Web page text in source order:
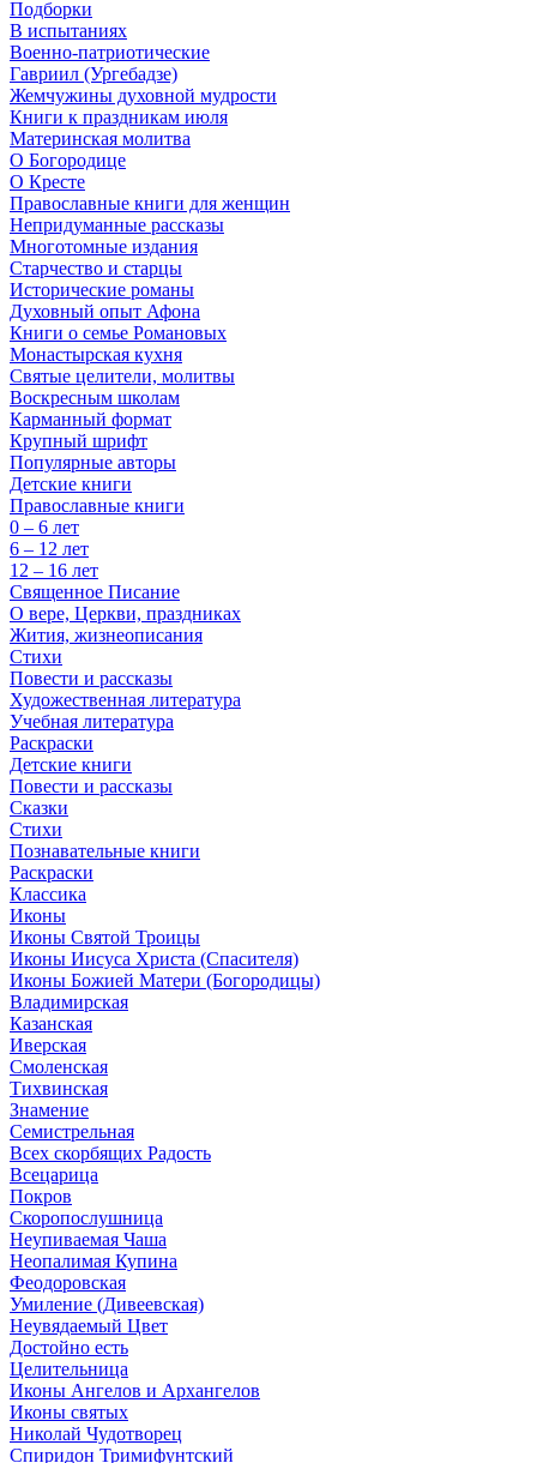
Подборки
В испытаниях
Военно-патриотические
Гавриил (Ургебадзе)
Жемчужины духовной мудрости
Книги к праздникам июля
Материнская молитва
О Богородице
О Кресте
Православные книги для женщин
Непридуманные рассказы
Многотомные издания
Старчество и старцы
Исторические романы
Духовный опыт Афона
Книги о семье Романовых
Монастырская кухня
Святые целители, молитвы
Воскресным школам
Карманный формат
Крупный шрифт
Популярные авторы
Детские книги
Православные книги
0 – 6 лет
6 – 12 лет
12 – 16 лет
Священное Писание
О вере, Церкви, праздниках
Жития, жизнеописания
Стихи
Повести и рассказы
Художественная литература
Учебная литература
Раскраски
Детские книги
Повести и рассказы
Сказки
Стихи
Познавательные книги
Раскраски
Классика
Иконы
Иконы Святой Троицы
Иконы Иисуса Христа (Спасителя)
Иконы Божией Матери (Богородицы)
Владимирская
Казанская
Иверская
Смоленская
Тихвинская
Знамение
Семистрельная
Всех скорбящих Радость
Всецарица
Покров
Скоропослушница
Неупиваемая Чаша
Неопалимая Купина
Феодоровская
Умиление (Дивеевская)
Неувядаемый Цвет
Достойно есть
Целительница
Иконы Ангелов и Архангелов
Иконы святых
Николай Чудотворец
Спиридон Тримифунтский